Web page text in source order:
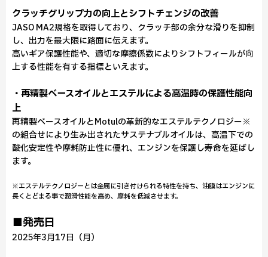
クラッチグリップ力の向上とシフトチェンジの改善
JASO MA2規格を取得しており、クラッチ部の余分な滑りを抑制
し、出力を最大限に路面に伝えます。
高いギア保護性能や、適切な摩擦係数によりシフトフィールが向
上する性能を有する指標といえます。
・再精製ベースオイルとエステルによる高温時の保護性能向
上
再精製ベースオイルとMotulの革新的なエステルテクノロジー※
の組合せにより生み出されたサステナブルオイルは、高温下での
酸化安定性や摩耗防止性に優れ、エンジンを保護し寿命を延ばし
ます。
※エステルテクノロジーとは金属に引き付けられる特性を持ち、油膜はエンジンに
長くとどまる事で潤滑性能を高め、摩耗を低減させます。
■発売日
2025年3月17日（月）